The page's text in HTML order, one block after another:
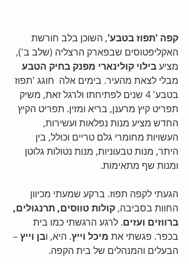
קפה 'תפוז בטבע', השוכן בלב חורשת
האקליפטוסים שבפארק הרצליה (שלב ב'),
מציע בילוי קולינארי מפנק בחיק הטבע
מבלי לצאת מהעיר. בימים אלה  חוגג 'תפוז
בטבע' 4 שנים לפתיחתו ולרגל זאת, משיק
תפריט קיץ מרענן, בריא ומזין. תפריט הקיץ
החדש מציע מנות נפלאות ועשירות,
העשויות מחומרי גלם טריים וכולל, בין
היתר, מנות טבעוניות, מנות נטולות גלוטן
ומנות שף מתאימות.
הגעתי לקפה תפוז. ברקע שמעתי מכיוון
החוות בסביבה, קולות טווסים, תרנגולים,
ברווזים ועזים. לרגע הרגשתי כמו בית
בכפר. פגשתי את מיכל וייץ. היא, ובן וייץ –
הבעלים והמנהלים של בית הקפה.